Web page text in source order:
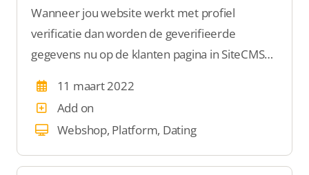
Wanneer jou website werkt met profiel
verificatie dan worden de geverifieerde
gegevens nu op de klanten pagina in SiteCMS
geverifieerd zijn. Dit is wel zo handig voor
steekproeven.
11 maart 2022
Add on
Webshop, Platform, Dating